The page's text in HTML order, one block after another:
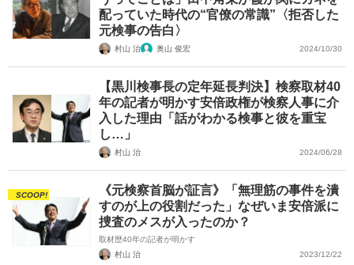
配っていた時代の“官僚の常識”〈拒否した
元検事の告白〉
村山 治 奥山 俊宏 2024/10/30
【黒川検事長の定年延長判決】検察取材40
年の記者が明かす安倍政権が検察人事に介
入した理由「話がわかる検事と彼を重宝
し…」
村山 治 2024/06/28
SCOOP!
《元検察首脳が証言》「無理筋の事件を潰
すのが上の役割だった」なぜいま安倍派に
捜査のメスが入ったのか？
取材歴40年の記者が明かす
村山 治
2023/12/22